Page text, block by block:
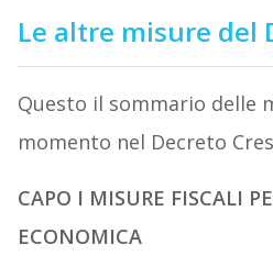
Le altre misure del
Questo il sommario delle
momento nel Decreto
CAPO I MISURE FISCALI
ECONOMICA